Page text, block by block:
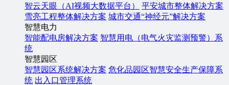
智云天眼（AI视频大数据平台）
平安城市整体解决方案
雪亮工程整体解决方案 城市交通“神经元”解决方案
智慧电力
智能配电房解决方案 智慧用电（电气火灾监测预警）系
统
智慧园区
智慧园区系统解决方案 危化品园区智慧安全生产保障系
统 出入口管理系统